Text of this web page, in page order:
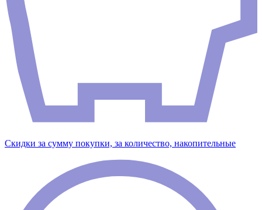
Скидки за сумму покупки, за количество, накопительные